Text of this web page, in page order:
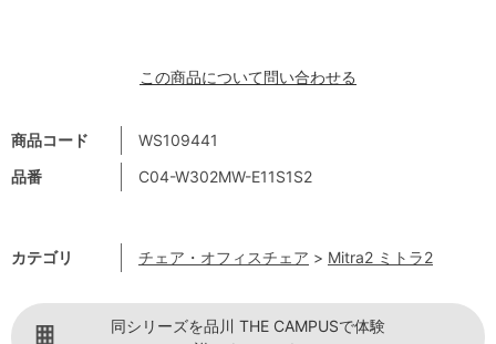
商品コード
WS109441
品番
C04-W302MW-E11S1S2
カテゴリ チェア・オフィスチェア > Mitra2 ミトラ2
この商品について問い合わせる
同シリーズを品川 THE CAMPUSで体験